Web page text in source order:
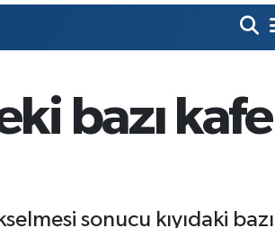
%0.18
%0
bazı kafe
sonucu kıyıdaki bazı